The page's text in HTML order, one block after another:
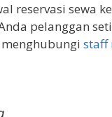
reservasi sewa
pelanggan
menghubungi staff